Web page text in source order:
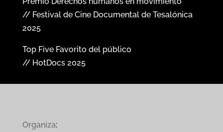
// Festival de Cine Documental de Tesalónica
2025
Top Five Favorito del público
// HotDocs 2025
Organiza: